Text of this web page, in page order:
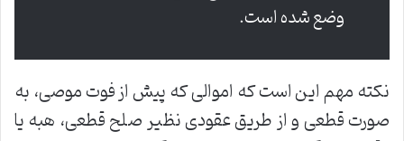
وضع شده است.
نکته مهم این است که اموالی که پیش از فوت موصی، به
صورت قطعی و از طریق عقودی نظیر صلح قطعی، هبه یا